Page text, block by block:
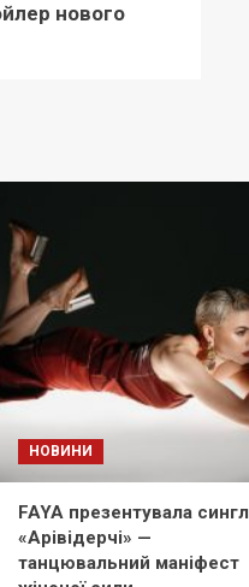
нового
НОВИНИ
FAYA презентувала сингл
«Арівідерчі» —
танцювальний маніфест